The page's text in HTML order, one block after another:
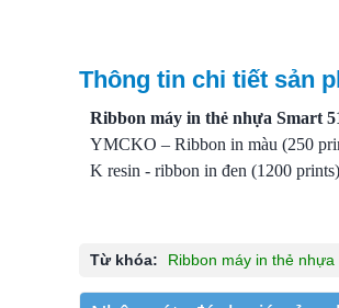
Thông tin chi tiết sản
Ribbon máy in thẻ nhựa Smart
YMCKO – Ribbon in màu (250
K resin - ribbon in đen (1200 prints)
Từ khóa: Ribbon máy in thẻ nhựa